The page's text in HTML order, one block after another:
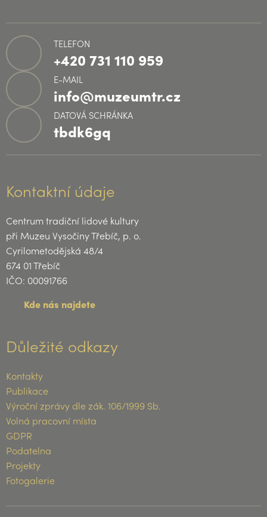
TELEFON
+420 731 110 959
E-MAIL
info@muzeumtr.cz
DATOVÁ SCHRÁNKA
tbdk6gq
Kontaktní údaje
Centrum tradiční lidové kultury
při Muzeu Vysočiny Třebíč, p. o.
Cyrilometodějská 48/4
674 01 Třebíč
IČO: 00091766
Kde nás najdete
Důležité odkazy
Kontakty
Publikace
Výroční zprávy dle zák. 106/1999 Sb.
Volná pracovní místa
GDPR
Podatelna
Projekty
Fotogalerie